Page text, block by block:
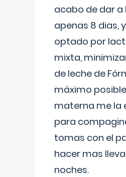
acabo de dar a
apenas 8 dias,
optado por
mixta,
de leche de
máximo
materna me la
para
tomas con el
hacer mas
noches.